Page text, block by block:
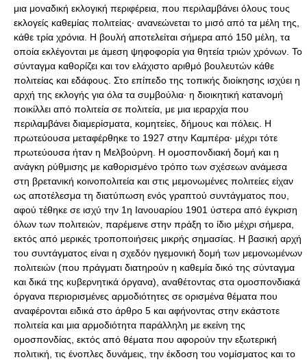
μια μοναδική εκλογική περιφέρεια, που περιλαμβάνει όλους τους
εκλογείς καθεμίας πολιτείας· ανανεώνεται το μισό από τα μέλη της,
κάθε τρία χρόνια. Η βουλή αποτελείται σήμερα από 150 μέλη, τα
οποία εκλέγονται με άμεση ψηφοφορία για θητεία τριών χρόνων. Το
σύνταγμα καθορίζει και τον ελάχιστο αριθμό βουλευτών κάθε
πολιτείας και εδάφους. Στο επίπεδο της τοπικής διοίκησης ισχύει η
αρχή της εκλογής για όλα τα συμβούλια· η διοικητική κατανομή
ποικίλλει από πολιτεία σε πολιτεία, με μια ιεραρχία που
περιλαμβάνει διαμερίσματα, κομητείες, δήμους και πόλεις. Η
πρωτεύουσα μεταφέρθηκε το 1927 στην Καμπέρα· μέχρι τότε
πρωτεύουσα ήταν η Μελβούρνη. Η ομοσπονδιακή δομή και η
ανάγκη ρύθμισης με καθορισμένο τρόπο των σχέσεων ανάμεσα
στη βρετανική κοινοπολιτεία και στις μεμονωμένες πολιτείες είχαν
ως αποτέλεσμα τη διατύπωση ενός γραπτού συντάγματος που,
αφού τέθηκε σε ισχύ την 1η Ιανουαρίου 1901 ύστερα από έγκριση
όλων των πολιτειών, παρέμεινε στην πράξη το ίδιο μέχρι σήμερα,
εκτός από μερικές τροποποιήσεις μικρής σημασίας. Η βασική αρχή
του συντάγματος είναι η σχεδόν ηγεμονική δομή των μεμονωμένων
πολιτειών (που πράγματι διατηρούν η καθεμία δικό της σύνταγμα
και δικά της κυβερνητικά όργανα), αναθέτοντας στα ομοσπονδιακά
όργανα περιορισμένες αρμοδιότητες σε ορισμένα θέματα που
αναφέρονται ειδικά στο άρθρο 5 και αφήνοντας στην εκάστοτε
πολιτεία και μια αρμοδιότητα παράλληλη με εκείνη της
ομοσπονδίας, εκτός από θέματα που αφορούν την εξωτερική
πολιτική, τις ένοπλες δυνάμεις, την έκδοση του νομίσματος και το